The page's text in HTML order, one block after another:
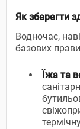
Як зберегти
Водночас,
базових
Їжа та